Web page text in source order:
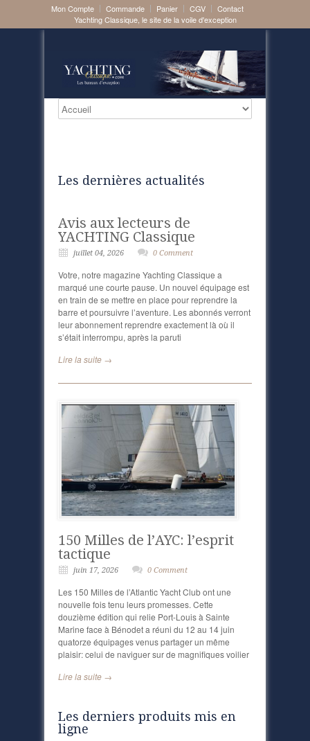
Mon Compte Commande Panier CGV
Contact
Yachting Classique, le site de la voile d'exception
Les dernières actualités
Avis aux lecteurs de
YACHTING Classique
juillet 04, 2026 0 Comment
Votre, notre magazine Yachting Classique a
marqué une courte pause. Un nouvel équipage est
en train de se mettre en place pour reprendre la
barre et poursuivre l’aventure. Les abonnés verront
leur abonnement reprendre exactement là où il
s’était interrompu, après la paruti
Lire la suite →
150 Milles de l’AYC: l’esprit
tactique
juin 17, 2026 0 Comment
Les 150 Milles de l’Atlantic Yacht Club ont une
nouvelle fois tenu leurs promesses. Cette
douzième édition qui relie Port-Louis à Sainte
Marine face à Bénodet a réuni du 12 au 14 juin
quatorze équipages venus partager un même
plaisir: celui de naviguer sur de magnifiques voilier
Lire la suite →
Les derniers produits mis en
ligne